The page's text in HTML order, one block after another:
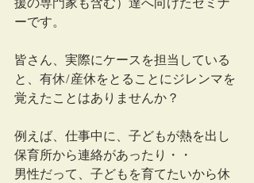
援の専門家も含む）達へ向けたセミナ
ーです。
皆さん、実際にケースを担当している
と、有休/産休をとることにジレンマを
覚えたことはありませんか？
例えば、仕事中に、子どもが熱を出し
保育所から連絡があったり・・
男性だって、子どもを育てたいから休